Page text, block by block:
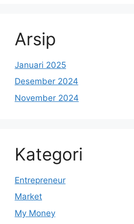
Arsip
Januari 2025
Desember 2024
November 2024
Kategori
Entrepreneur
Market
My Money